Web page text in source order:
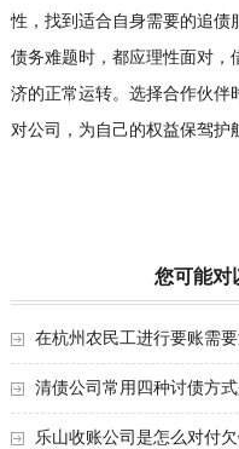
性，找到适合自身需要的追债
债务难题时，都应理性面对，
济的正常运转。选择合作伙伴
对公司，为自己的权益保驾护
您可能对
在杭州农民工进行要账需
清债公司常用四种讨债方
乐山收账公司是怎么对付